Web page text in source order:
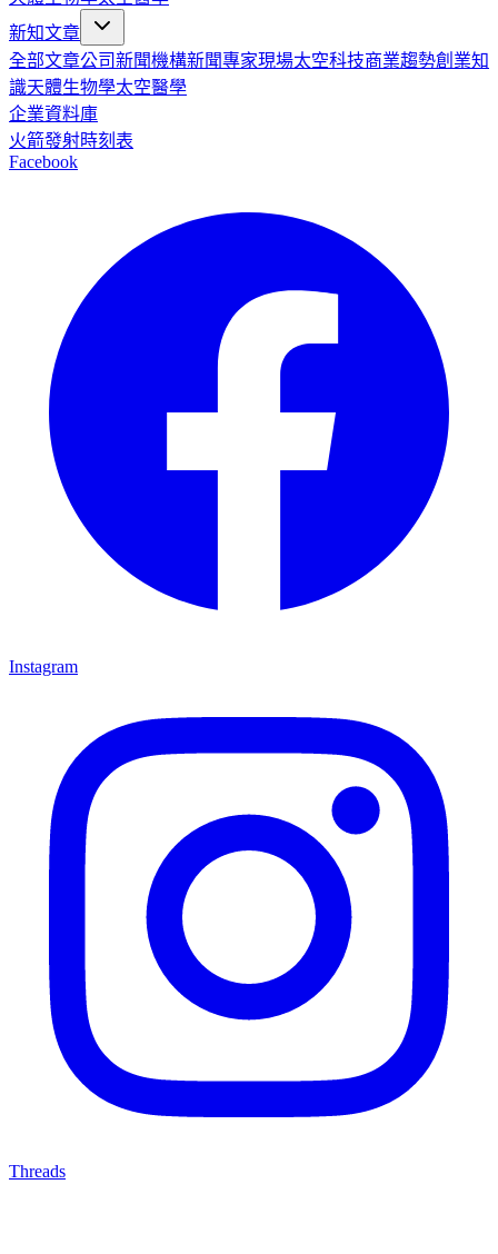
新知文章
全部文章公司新聞機構新聞專家現場太空科技商業趨勢創業知
識天體生物學太空醫學
企業資料庫
火箭發射時刻表
Facebook
Instagram
Threads